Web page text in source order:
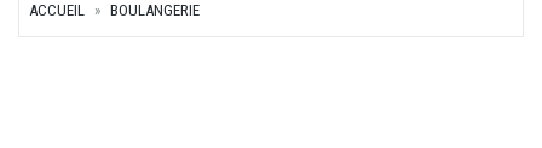
ACCUEIL BOULANGERIE